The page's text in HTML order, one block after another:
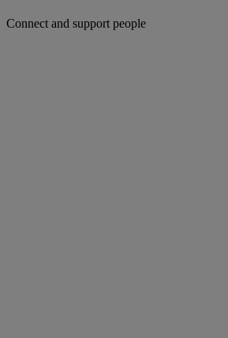
Connect and support people